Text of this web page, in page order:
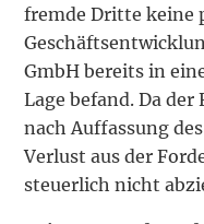
fremde Dritte keine
GmbH bereits in
Lage befand. Da
nach Auffassung
Verlust aus der
steuerlich nicht